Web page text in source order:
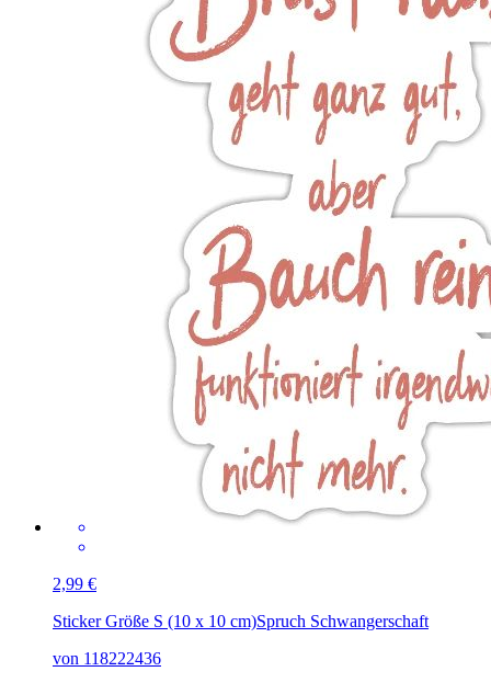
2,99 €
Sticker Größe S (10 x 10 cm)Spruch Schwangerschaft
von 118222436